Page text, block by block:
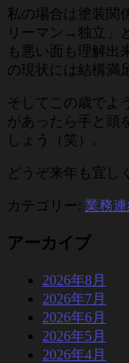
私の場合は塗装関
リーマン→独立」
も悪い面も理解出
の現状には結構満
そしてこの歳でよ
があったら手と頭
しょう（笑）。
どうぞ来年も宜し
カテゴリー: 業務
アーカイブ
2026年8月
2026年7月
2026年6月
2026年5月
2026年4月